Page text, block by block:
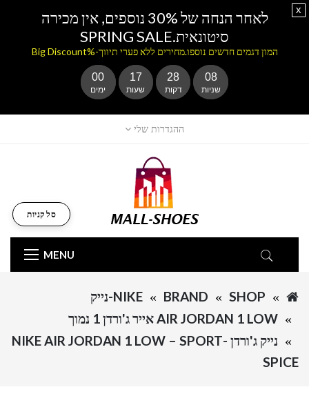
ההגדרות שלי
MENU
סל קניות
SHOP
BRAND
NIKE-נייק
AIR JORDAN 1 LOW אייר ג'ורדן 1 נמוך
נייק ג'ורדן -NIKE AIR JORDAN 1 LOW – SPORT
SPICE
לאחר הנחה של 30% נוספים, אין מכירה
סיטונאית.SPRING SALE
המון דגמים חדשים נוספו.מחירים ללא פערי תיווך-%Big Discount
00
ימים
17
שעות
28
דקות
08
שניות
x